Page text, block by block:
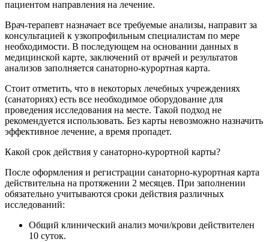
пациентом направления на лечение.
Врач-терапевт назначает все требуемые анализы, направит за
консультацией к узкопрофильным специалистам по мере
необходимости. В последующем на основании данных в
медицинской карте, заключений от врачей и результатов
анализов заполняется санаторно-курортная карта.
Стоит отметить, что в некоторых лечебных учреждениях
(санаториях) есть все необходимое оборудование для
проведения исследования на месте. Такой подход не
рекомендуется использовать. Без карты невозможно назначить
эффективное лечение, а время пропадет.
Какой срок действия у санаторно-курортной карты?
После оформления и регистрации санаторно-курортная карта
действительна на протяжении 2 месяцев. При заполнении
обязательно учитываются сроки действия различных
исследований:
Общий клинический анализ мочи/крови действителен
10 суток.